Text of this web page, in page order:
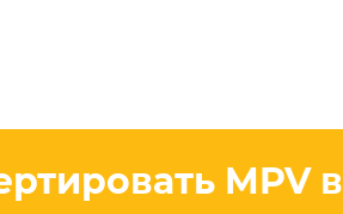
MPV в